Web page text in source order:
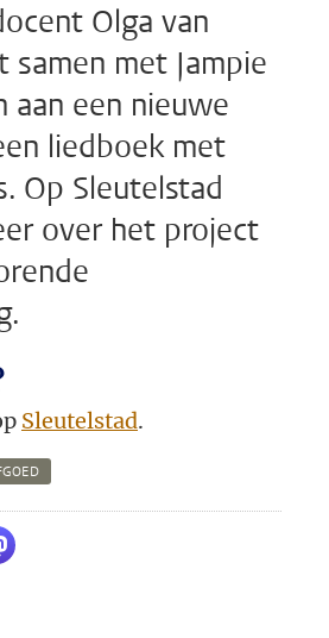
Olga van
met Jampie
aan een nieuwe
liedboek met
Op Sleutelstad
over het project
Sleutelstad.
LinkedIn
via WhatsApp
via Mastodon